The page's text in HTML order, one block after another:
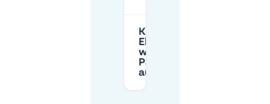
Kann ich mein
Elektrofahrzeug
während des
Parkens
aufladen?